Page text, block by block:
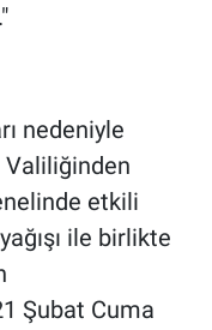
nedeniyle
Valiliğinden
etkili
ile birlikte
Şubat Cuma